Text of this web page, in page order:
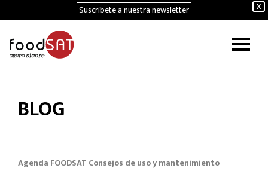
X
Suscríbete a nuestra newsletter
BLOG
Agenda FOODSAT Consejos de uso y mantenimiento